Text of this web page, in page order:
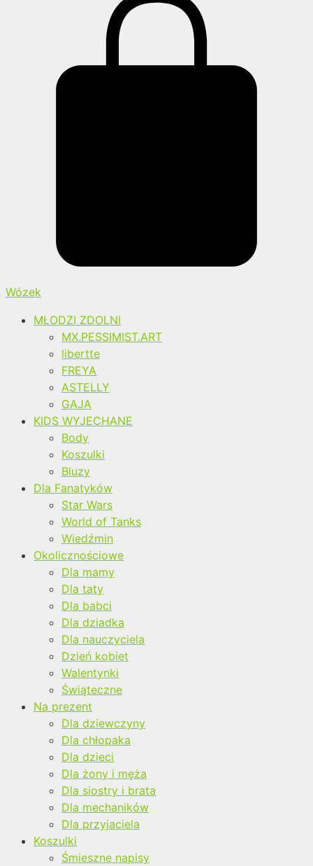
Wózek
MŁODZI ZDOLNI
MX.PESSIMIST.ART
libertte
FREYA
ASTELLY
GAJA
KIDS WYJECHANE
Body
Koszulki
Bluzy
Dla Fanatyków
Star Wars
World of Tanks
Wiedźmin
Okolicznościowe
Dla mamy
Dla taty
Dla babci
Dla dziadka
Dla nauczyciela
Dzień kobiet
Walentynki
Świąteczne
Na prezent
Dla dziewczyny
Dla chłopaka
Dla dzieci
Dla żony i męża
Dla siostry i brata
Dla mechaników
Dla przyjaciela
Koszulki
Śmieszne napisy